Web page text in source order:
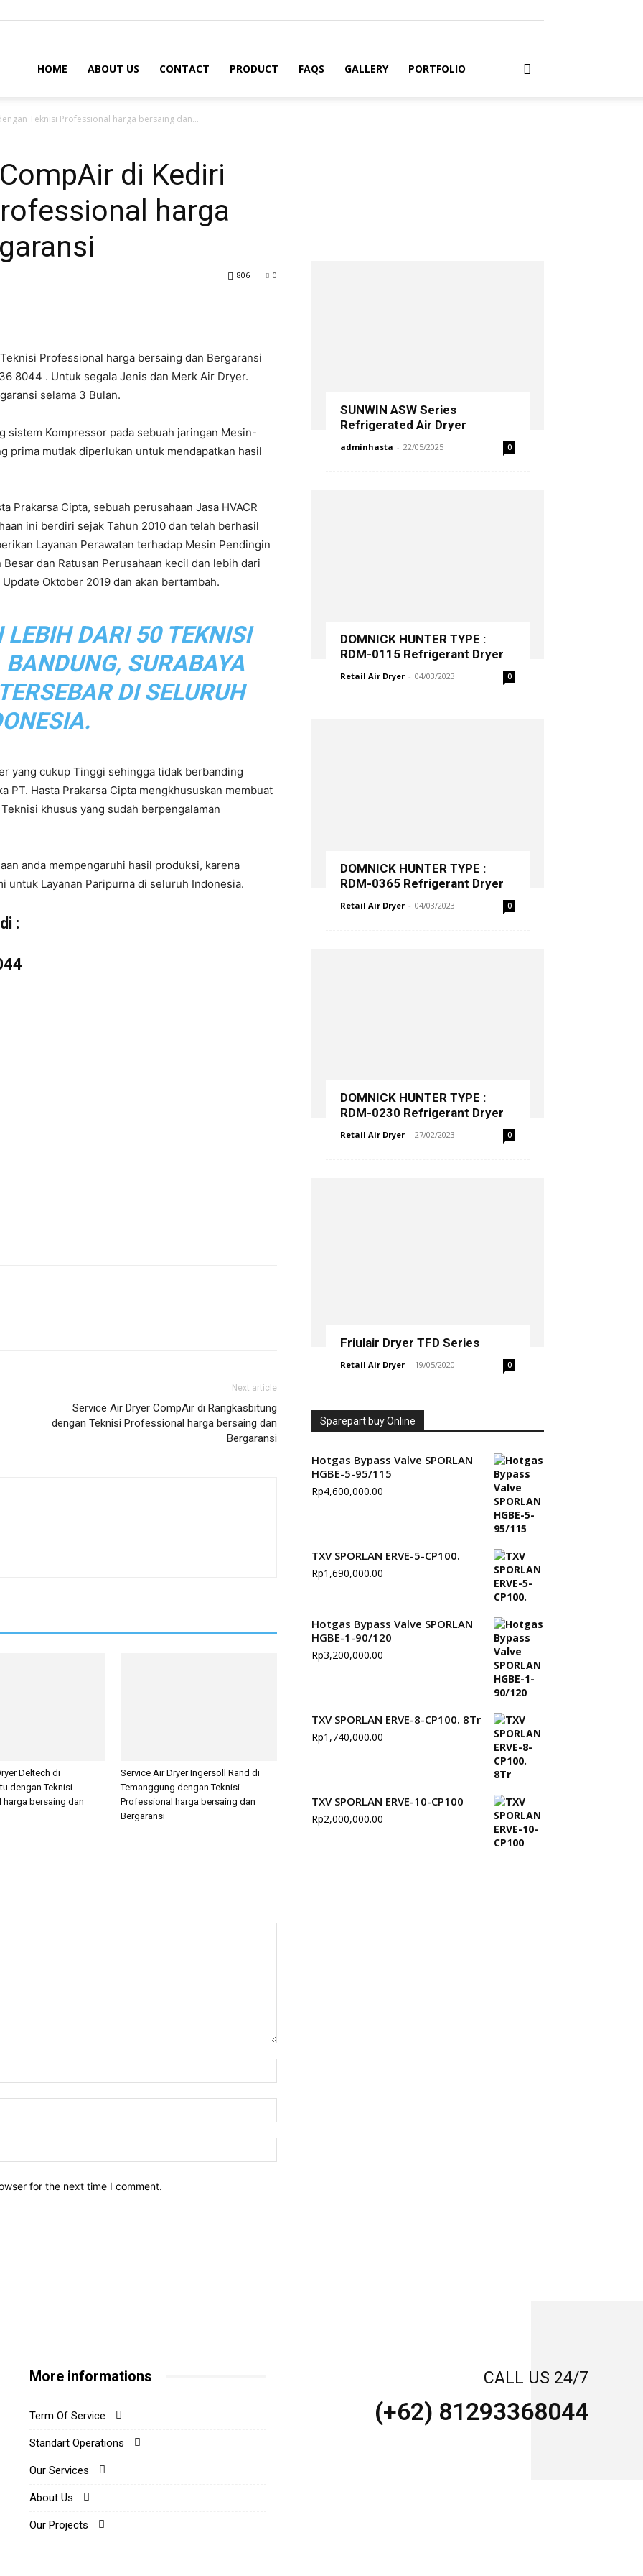
HOME ABOUT US CONTACT PRODUCT FAQS GALLERY PORTFOLIO
Teknisi Professional harga bersaing dan...
di Kediri
harga
0
806
Professional harga bersaing dan Bergaransi
8044 . Untuk segala Jenis dan Merk Air Dryer.
selama 3 Bulan.
sistem Kompressor pada sebuah jaringan Mesin-
prima mutlak diperlukan untuk mendapatkan hasil
Prakarsa Cipta, sebuah perusahaan Jasa HVACR
ini berdiri sejak Tahun 2010 dan telah berhasil
Layanan Perawatan terhadap Mesin Pendingin
dan Ratusan Perusahaan kecil dan lebih dari
Oktober 2019 dan akan bertambah.
DARI 50 TEKNISI
SURABAYA
DI SELURUH
yang cukup Tinggi sehingga tidak berbanding
PT. Hasta Prakarsa Cipta mengkhususkan membuat
khusus yang sudah berpengalaman
anda mempengaruhi hasil produksi, karena
untuk Layanan Paripurna di seluruh Indonesia.
:
Next article
Service Air Dryer CompAir di Rangkasbitung
dengan Teknisi Professional harga bersaing dan
Bergaransi
Deltech di
dengan Teknisi
harga bersaing dan
Service Air Dryer Ingersoll Rand di
Temanggung dengan Teknisi
Professional harga bersaing dan
Bergaransi
for the next time I comment.
SUNWIN ASW Series
Refrigerated Air Dryer
adminhasta - 22/05/2025 0
DOMNICK HUNTER TYPE :
RDM-0115 Refrigerant Dryer
Retail Air Dryer - 04/03/2023 0
DOMNICK HUNTER TYPE :
RDM-0365 Refrigerant Dryer
Retail Air Dryer - 04/03/2023 0
DOMNICK HUNTER TYPE :
RDM-0230 Refrigerant Dryer
Retail Air Dryer - 27/02/2023 0
Friulair Dryer TFD Series
Retail Air Dryer - 19/05/2020 0
Sparepart buy Online
Hotgas Bypass Valve SPORLAN
HGBE-5-95/115
Rp4,600,000.00
TXV SPORLAN ERVE-5-CP100.
Rp1,690,000.00
Hotgas Bypass Valve SPORLAN
HGBE-1-90/120
Rp3,200,000.00
TXV SPORLAN ERVE-8-CP100. 8Tr
Rp1,740,000.00
TXV SPORLAN ERVE-10-CP100
Rp2,000,000.00
More informations
Term Of Service
Standart Operations
Our Services
About Us
Our Projects
CALL US 24/7
(+62) 81293368044